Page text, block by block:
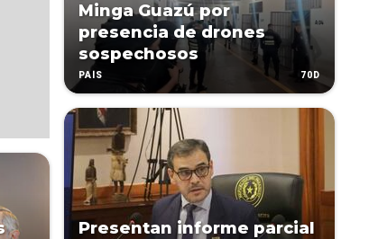
Minga Guazú por
presencia de drones
sospechosos
PAÍS 70D
Presentan informe parcial